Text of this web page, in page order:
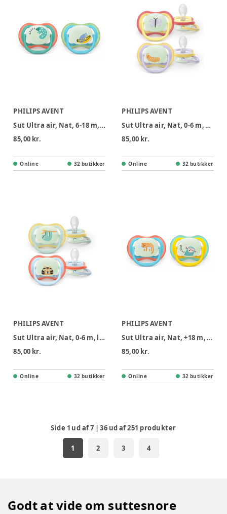
PHILIPS AVENT
Sut Ultra air, Nat, 6-18 m, blå/turkis
85,00 kr.
Online 32 butikker
PHILIPS AVENT
Sut Ultra air, Nat, 0-6 m, gul/lilla
85,00 kr.
Online 32 butikker
PHILIPS AVENT
Sut Ultra air, Nat, 0-6 m, lyseblå/lysegrøn
85,00 kr.
Online 32 butikker
PHILIPS AVENT
Sut Ultra air, Nat, +18 m, gul/blå
85,00 kr.
Online 32 butikker
Side 1 ud af7 |36 ud af251 produkter
1 2 3 4
Godt at vide om suttesnore